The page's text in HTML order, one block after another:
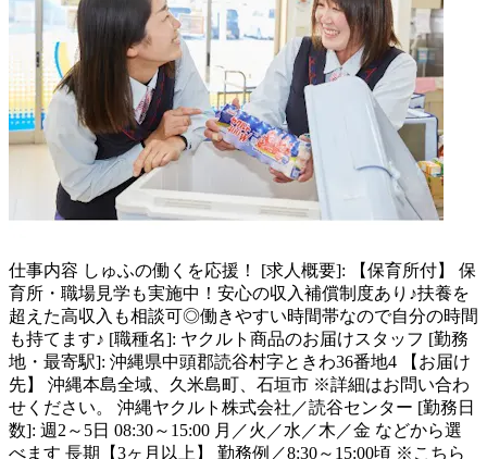
仕事内容 しゅふの働くを応援！ [求人概要]: 【保育所付】 保
育所・職場見学も実施中！安心の収入補償制度あり♪扶養を
超えた高収入も相談可◎働きやすい時間帯なので自分の時間
も持てます♪ [職種名]: ヤクルト商品のお届けスタッフ [勤務
地・最寄駅]: 沖縄県中頭郡読谷村字ときわ36番地4 【お届け
先】 沖縄本島全域、久米島町、石垣市 ※詳細はお問い合わ
せください。 沖縄ヤクルト株式会社／読谷センター [勤務日
数]: 週2～5日 08:30～15:00 月／火／水／木／金 などから選
べます 長期【3ヶ月以上】 勤務例／8:30～15:00頃 ※こちら